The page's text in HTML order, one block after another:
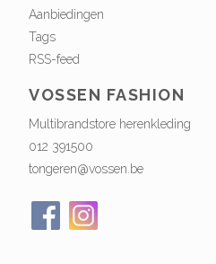
Aanbiedingen
Tags
RSS-feed
VOSSEN FASHION
Multibrandstore herenkleding
012 391500
tongeren@vossen.be